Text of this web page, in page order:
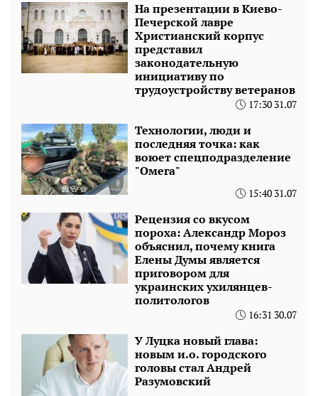
На презентации в Киево-
Печерской лавре
Христианский корпус
представил
законодательную
инициативу по
трудоустройству ветеранов
17:30 31.07
Технологии, люди и
последняя точка: как
воюет спецподразделение
"Омега"
15:40 31.07
Рецензия со вкусом
пороха: Александр Мороз
объяснил, почему книга
Елены Думы является
приговором для
украинских ухилянцев-
политологов
16:31 30.07
У Луцка новый глава:
новым и.о. городского
головы стал Андрей
Разумовский